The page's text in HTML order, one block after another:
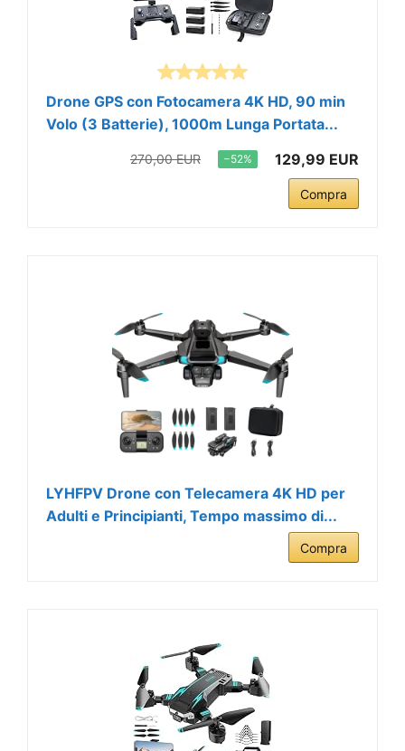
Drone GPS con Fotocamera 4K HD, 90 min
Volo (3 Batterie), 1000m Lunga Portata...
270,00 EUR −52% 129,99 EUR
Compra
LYHFPV Drone con Telecamera 4K HD per
Adulti e Principianti, Tempo massimo di...
Compra